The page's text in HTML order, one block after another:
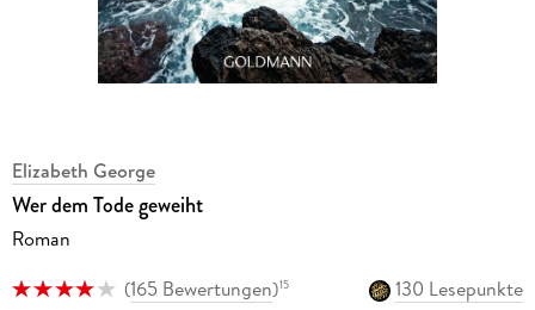
Elizabeth George
Wer dem Tode geweiht
Roman
(165 Bewertungen)15
130 Lesepunkte